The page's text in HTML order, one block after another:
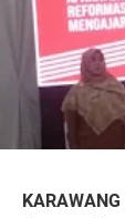
KARAWANG |